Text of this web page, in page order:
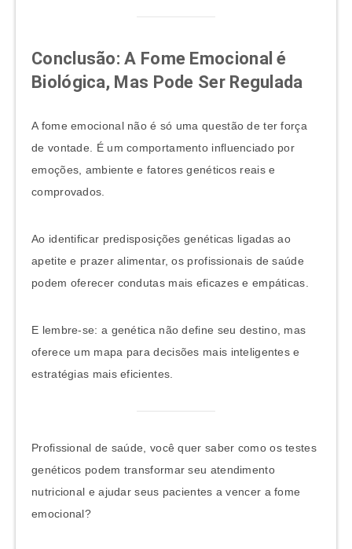
Conclusão: A Fome Emocional é
Biológica, Mas Pode Ser Regulada
A fome emocional não é só uma questão de ter força
de vontade. É um comportamento influenciado por
emoções, ambiente e fatores genéticos reais e
comprovados.
Ao identificar predisposições genéticas ligadas ao
apetite e prazer alimentar, os profissionais de saúde
podem oferecer condutas mais eficazes e empáticas.
E lembre-se: a genética não define seu destino, mas
oferece um mapa para decisões mais inteligentes e
estratégias mais eficientes.
Profissional de saúde, você quer saber como os testes
genéticos podem transformar seu atendimento
nutricional e ajudar seus pacientes a vencer a fome
emocional?